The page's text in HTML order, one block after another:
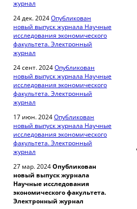
журнал
24 дек. 2024Опубликован
новый выпуск журнала Научные
исследования экономического
факультета. Электронный
журнал
24 сент. 2024Опубликован
новый выпуск журнала Научные
исследования экономического
факультета. Электронный
журнал
17 июн. 2024Опубликован
новый выпуск журнала Научные
исследования экономического
факультета. Электронный
журнал
27 мар. 2024Опубликован
новый выпуск журнала
Научные исследования
экономического факультета.
Электронный журнал